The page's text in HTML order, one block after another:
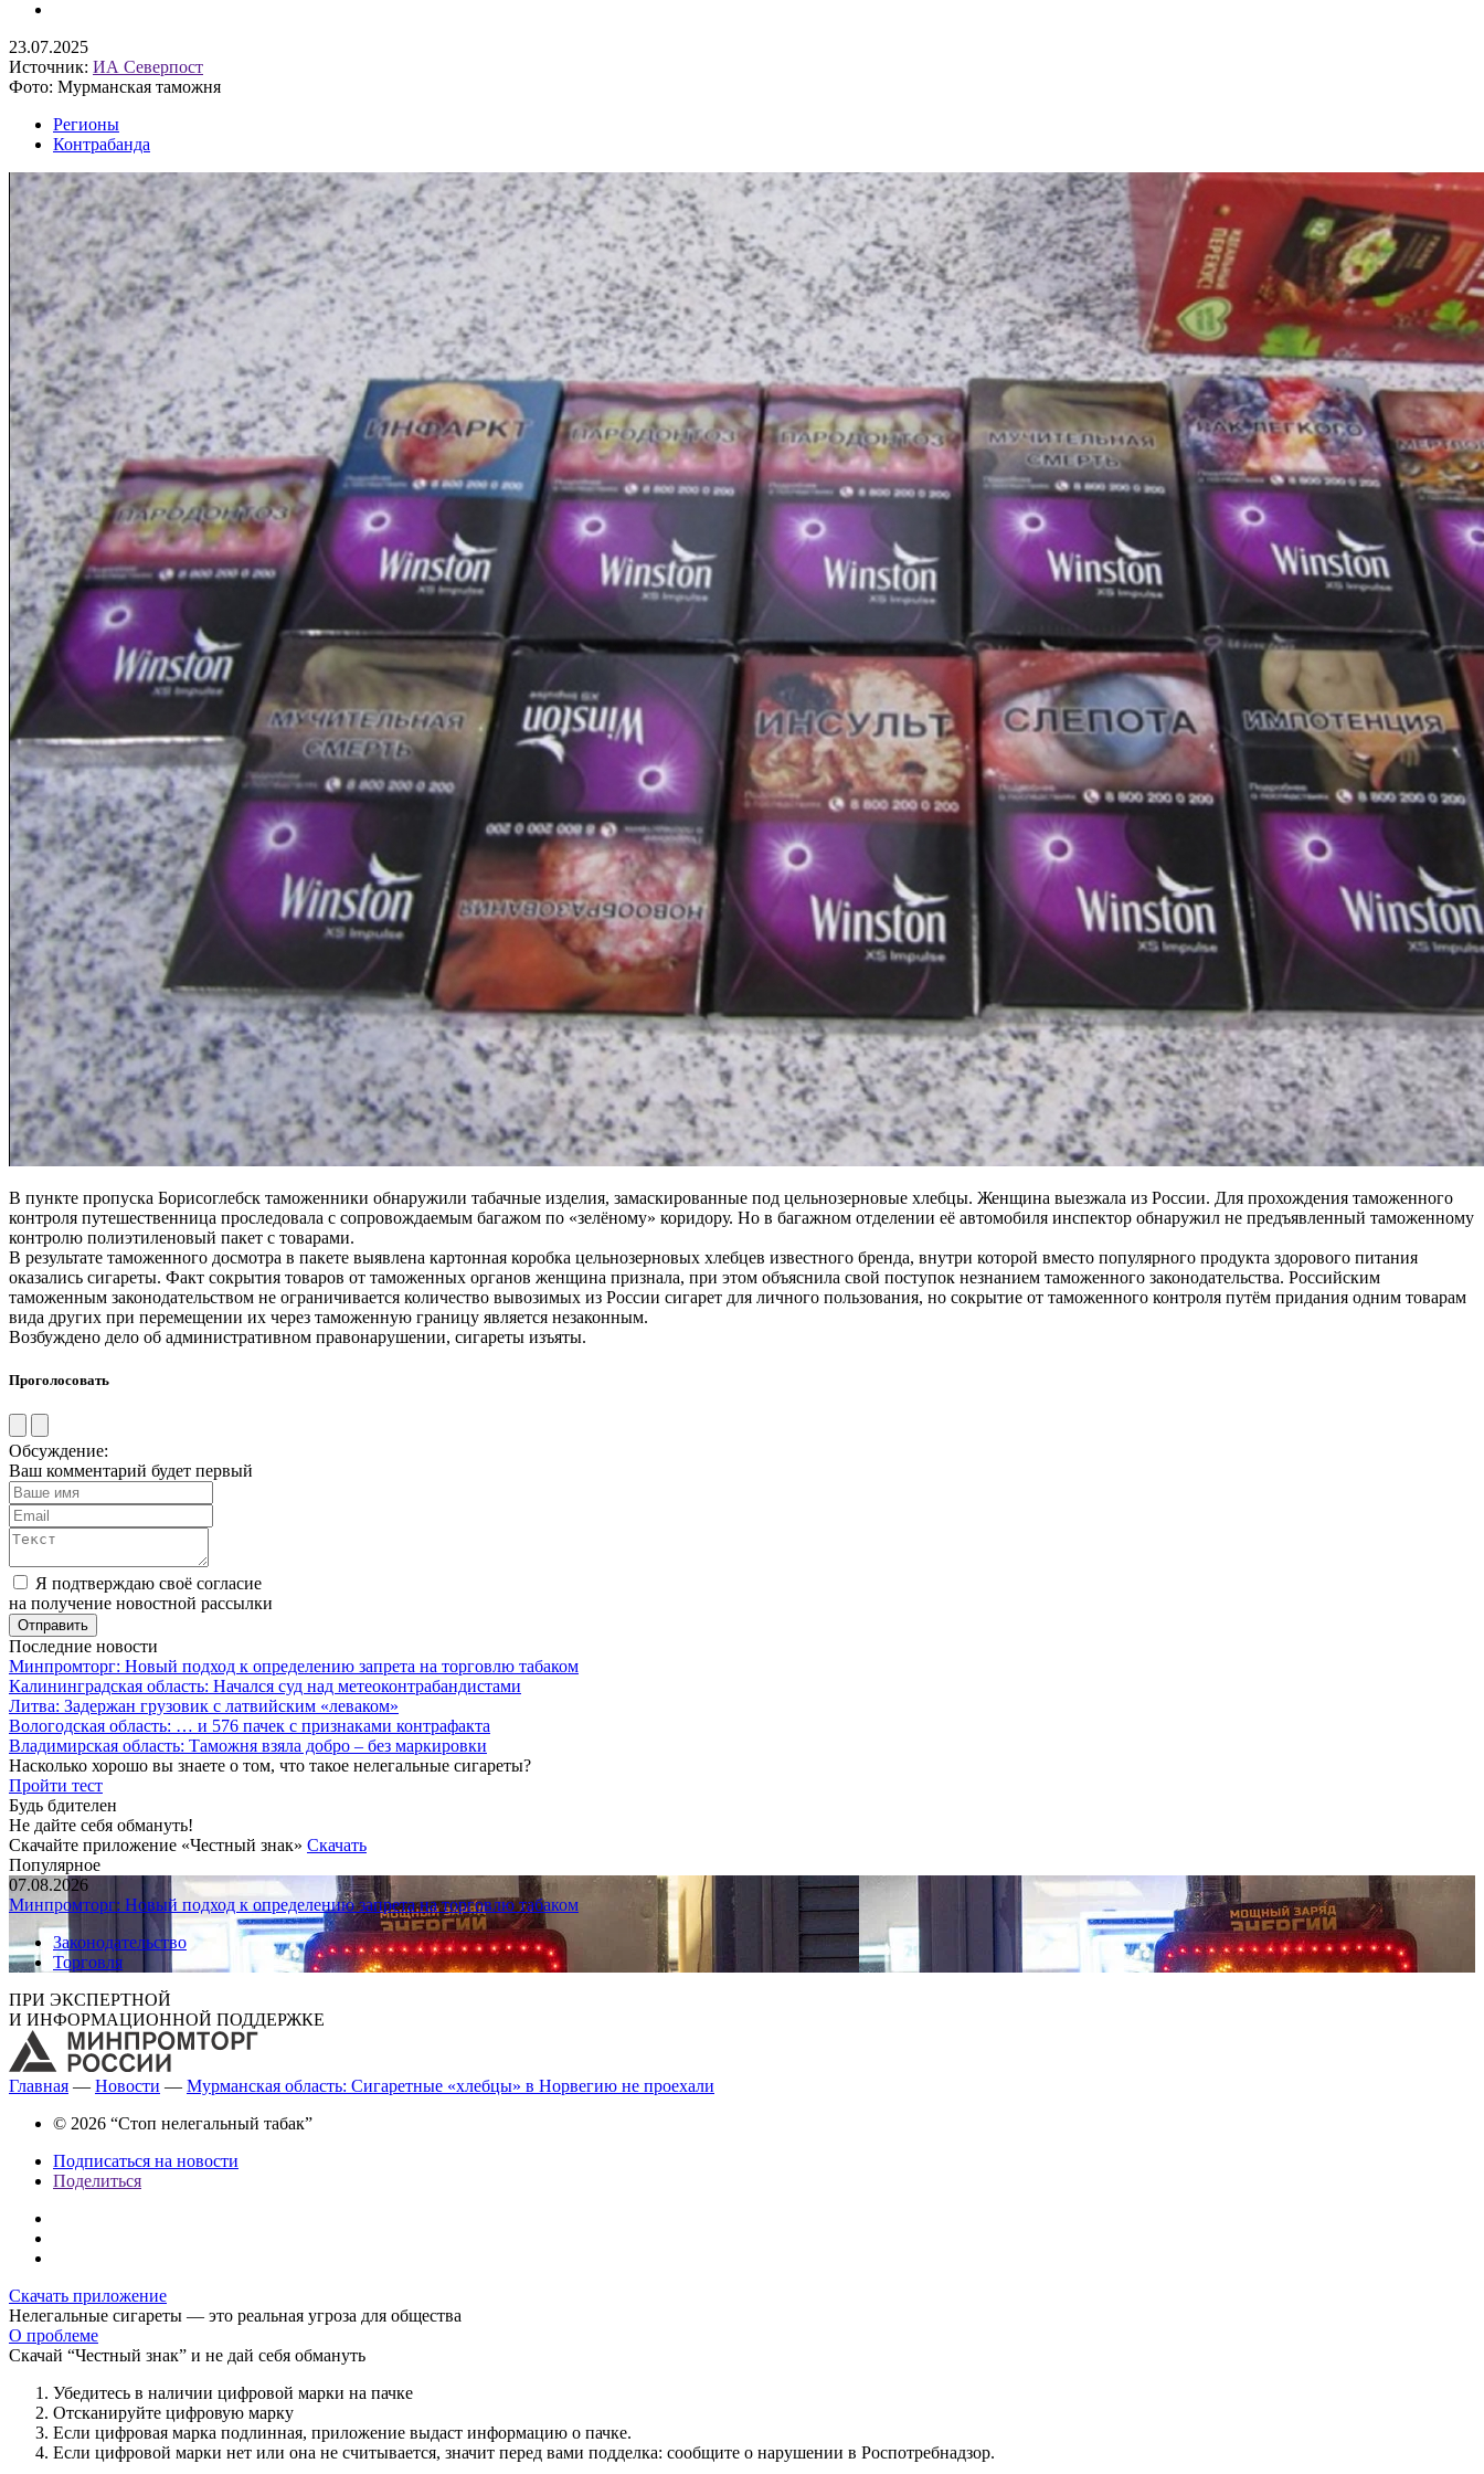
23.07.2025
Источник: ИА Северпост
Фото: Мурманская таможня
Регионы
Контрабанда
В пункте пропуска Борисоглебск таможенники обнаружили табачные изделия, замаскированные под цельнозерновые хлебцы. Женщина выезжала из России. Для прохождения таможенного
контроля путешественница проследовала с сопровождаемым багажом по «зелёному» коридору. Но в багажном отделении её автомобиля инспектор обнаружил не предъявленный таможенному
контролю полиэтиленовый пакет с товарами.
В результате таможенного досмотра в пакете выявлена картонная коробка цельнозерновых хлебцев известного бренда, внутри которой вместо популярного продукта здорового питания
оказались сигареты. Факт сокрытия товаров от таможенных органов женщина признала, при этом объяснила свой поступок незнанием таможенного законодательства. Российским
таможенным законодательством не ограничивается количество вывозимых из России сигарет для личного пользования, но сокрытие от таможенного контроля путём придания одним товарам
вида других при перемещении их через таможенную границу является незаконным.
Возбуждено дело об административном правонарушении, сигареты изъяты.
Проголосовать
Обсуждение:
Ваш комментарий будет первый
Я подтверждаю своё согласие
на получение новостной рассылки
Последние новости
Минпромторг: Новый подход к определению запрета на торговлю табаком
Калининградская область: Начался суд над метеоконтрабандистами
Литва: Задержан грузовик с латвийским «леваком»
Вологодская область: … и 576 пачек с признаками контрафакта
Владимирская область: Таможня взяла добро – без маркировки
Насколько хорошо вы знаете о том, что такое нелегальные сигареты?
Пройти тест
Будь бдителен
Не дайте себя обмануть!
Скачайте приложение «Честный знак» Скачать
Популярное
07.08.2026
Минпромторг: Новый подход к определению запрета на торговлю табаком
Законодательство
Торговля
ПРИ ЭКСПЕРТНОЙ
И ИНФОРМАЦИОННОЙ ПОДДЕРЖКЕ
Главная — Новости — Мурманская область: Сигаретные «хлебцы» в Норвегию не проехали
© 2026 “Стоп нелегальный табак”
Подписаться на новости
Поделиться
Скачать приложение
Нелегальные сигареты — это реальная угроза для общества
О проблеме
Скачай “Честный знак” и не дай себя обмануть
Убедитесь в наличии цифровой марки на пачке
Отсканируйте цифровую марку
Если цифровая марка подлинная, приложение выдаст информацию о пачке.
Если цифровой марки нет или она не считывается, значит перед вами подделка: сообщите о нарушении в Роспотребнадзор.